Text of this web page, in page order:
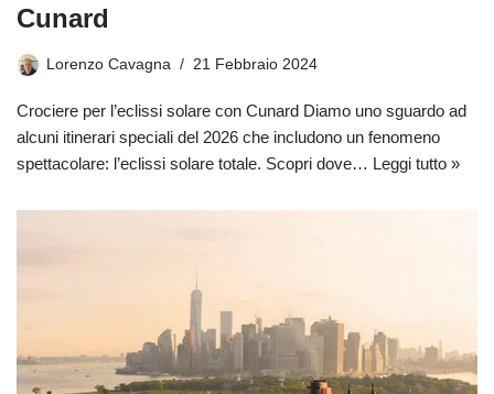
Cunard
Lorenzo Cavagna 21 Febbraio 2024
Crociere per l’eclissi solare con Cunard Diamo uno sguardo ad
alcuni itinerari speciali del 2026 che includono un fenomeno
spettacolare: l’eclissi solare totale. Scopri dove… Leggi tutto »